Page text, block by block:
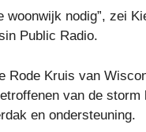
woonwijk nodig”, zei
Public Radio.
Rode Kruis van
van de storm
en ondersteuning.